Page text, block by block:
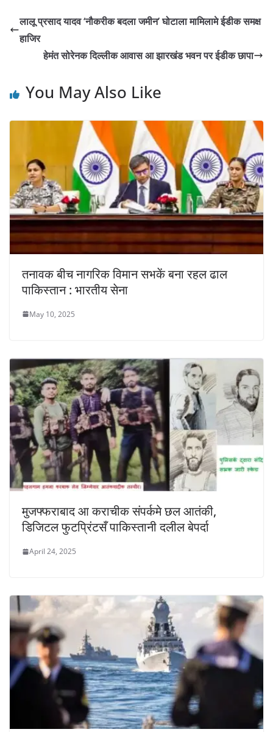
लालू प्रसाद यादव ‘नौकरीक बदला जमीन’ घोटाला मामिलामे ईडीक समक्ष
हाजिर
हेमंत सोरेनक दिल्लीक आवास आ झारखंड भवन पर ईडीक छापा
You May Also Like
तनावक बीच नागरिक विमान सभकें बना रहल ढाल
पाकिस्तान : भारतीय सेना
May 10, 2025
मुजफ्फराबाद आ कराचीक संपर्कमे छल आतंकी,
डिजिटल फुटप्रिंटसँ पाकिस्तानी दलील बेपर्दा
April 24, 2025